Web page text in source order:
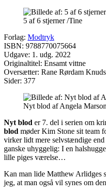
5 af 6 stjerner /Tine
Forlag: Modtryk
ISBN: 9788770075664
Udgave: 1. udg. 2022
Originaltitel: Ensamt vittne
Oversætter: Rane Rørdam
Sider: 377
Nyt blod af Angela
Nyt blod er 7. del i serien om
blod møder Kim Stone sit team
virker lidt mere selvstændige
ganske uhyggelig: I en
lille piges værelse…
Kan man lide Matthew Arlidges
jeg, at man også vil synes om